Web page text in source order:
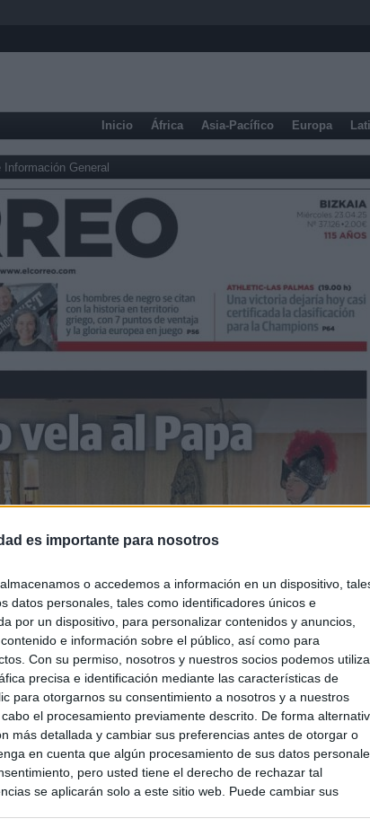
es importante para nosotros
o accedemos a información en un dispositivo,
datos personales, tales como identificadores únicos e
por un dispositivo, para personalizar contenidos y anuncios,
e información sobre el público, así como para
Con su permiso, nosotros y nuestros socios podemos
precisa e identificación mediante las características de
para otorgarnos su consentimiento a nosotros y a nuestros
el procesamiento previamente descrito. De forma
más detallada y cambiar sus preferencias antes de otorgar o
en cuenta que algún procesamiento de sus datos
pero usted tiene el derecho de rechazar tal
se aplicarán solo a este sitio web. Puede cambiar sus
Inicio África Asia-Pacífico Europa
Información General